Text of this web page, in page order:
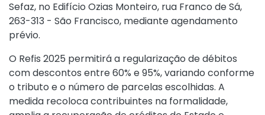
Sefaz, no Edifício Ozias Monteiro, rua Franco de Sá,
263-313 - São Francisco, mediante agendamento
prévio.
O Refis 2025 permitirá a regularização de débitos
com descontos entre 60% e 95%, variando conforme
o tributo e o número de parcelas escolhidas. A
medida recoloca contribuintes na formalidade,